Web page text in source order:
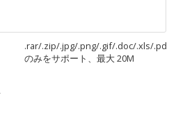
.rar/.zip/.jpg/.png/.gif/.doc/.xls/.pdf
のみをサポート、最大 20M